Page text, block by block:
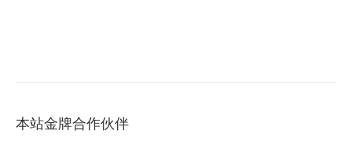
本站金牌合作伙伴